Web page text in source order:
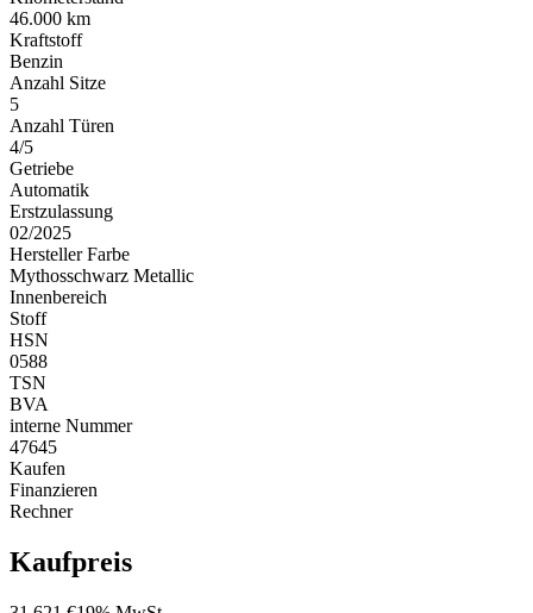
46.000 km
Kraftstoff
Benzin
Anzahl Sitze
5
Anzahl Türen
4/5
Getriebe
Automatik
Erstzulassung
02/2025
Hersteller Farbe
Mythosschwarz Metallic
Innenbereich
Stoff
HSN
0588
TSN
BVA
interne Nummer
47645
Kaufen
Finanzieren
Rechner
Kaufpreis